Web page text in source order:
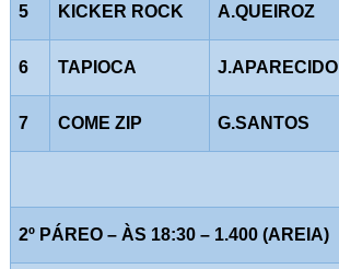
5 KICKER ROCK A.QUEIROZ
6 TAPIOCA J.APARECIDO
7 COME ZIP G.SANTOS
2º PÁREO – ÀS 18:30 – 1.400 (AREIA)